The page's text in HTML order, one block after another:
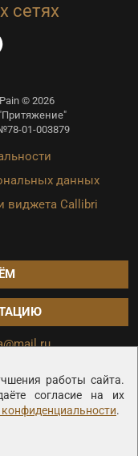
работы сайта.
согласие на их
.
сетях
© 2026
01-003879
данных
виджета Callibri